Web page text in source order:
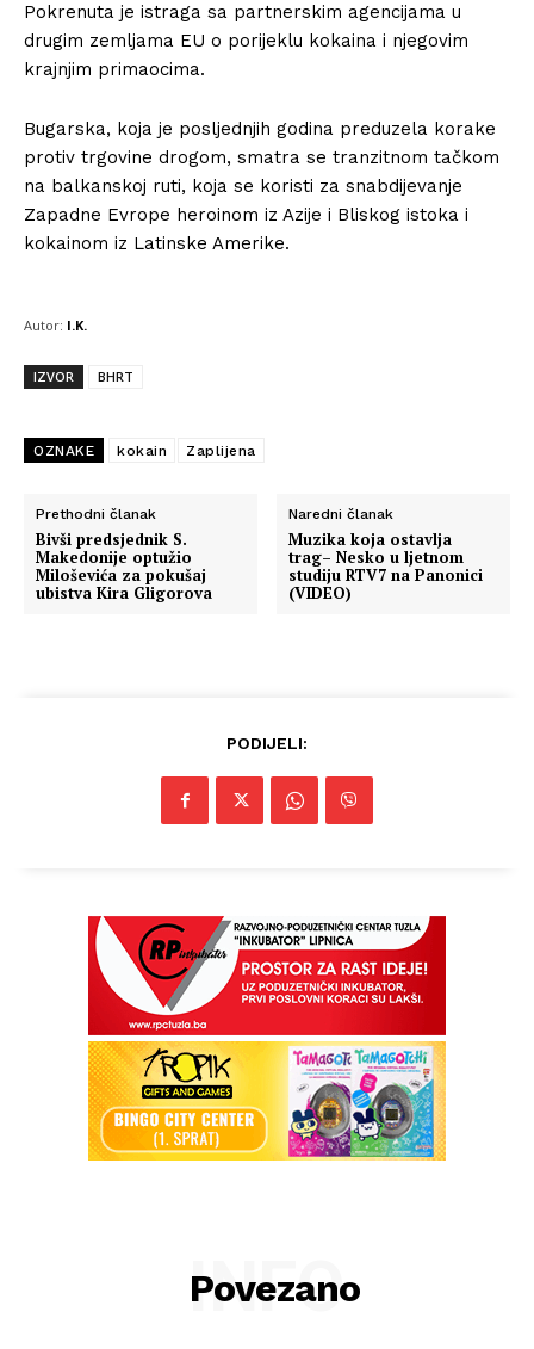
Pokrenuta je istraga sa partnerskim agencijama u
drugim zemljama EU o porijeklu kokaina i njegovim
krajnjim primaocima.
Bugarska, koja je posljednjih godina preduzela korake
protiv trgovine drogom, smatra se tranzitnom tačkom
na balkanskoj ruti, koja se koristi za snabdijevanje
Zapadne Evrope heroinom iz Azije i Bliskog istoka i
kokainom iz Latinske Amerike.
Autor: I.K.
IZVOR BHRT
OZNAKE kokain Zaplijena
Prethodni članak
Bivši predsjednik S.
Makedonije optužio
Miloševića za pokušaj
ubistva Kira Gligorova
Naredni članak
Muzika koja ostavlja
trag– Nesko u ljetnom
studiju RTV7 na Panonici
(VIDEO)
PODIJELI:
Povezano
INFO